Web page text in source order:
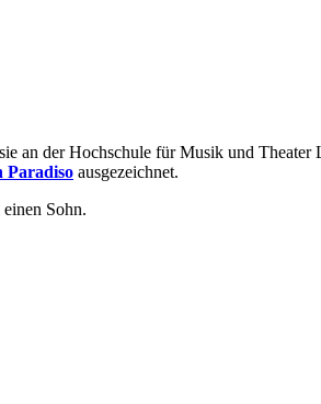
an der Hochschule für Musik und
Paradiso ausgezeichnet.
Sohn.